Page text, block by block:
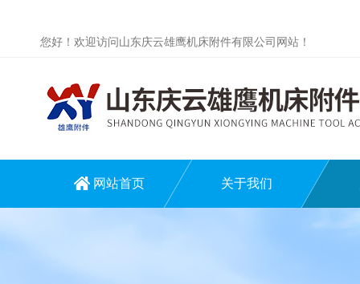
您好！欢迎访问山东庆云雄鹰机床附件有限公司网站！
网站首页 关于我们